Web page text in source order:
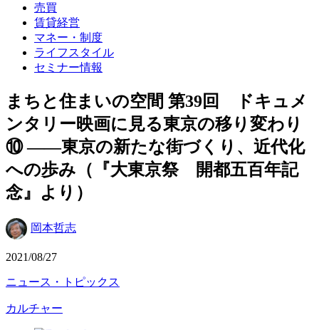
売買
賃貸経営
マネー・制度
ライフスタイル
セミナー情報
まちと住まいの空間 第39回 ドキュメ
ンタリー映画に見る東京の移り変わり
⑩ ――東京の新たな街づくり、近代化
への歩み（『大東京祭 開都五百年記
念』より）
岡本哲志
2021/08/27
ニュース・トピックス
カルチャー